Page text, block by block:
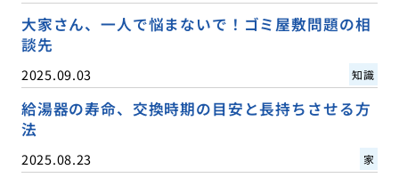
大家さん、一人で悩まないで！ゴミ屋敷問題の相
談先
2025.09.03 知識
給湯器の寿命、交換時期の目安と長持ちさせる方
法
2025.08.23 家